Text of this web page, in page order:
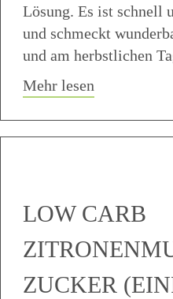
Lösung. Es ist schnell
und schmeckt
und am herbstlichen
Mehr lesen
LOW CARB
ZUCKER